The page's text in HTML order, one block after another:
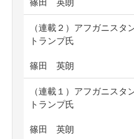
（連載２）アフガニスタ
トランプ氏
篠田 英朗
（連載１）アフガニスタ
トランプ氏
篠田 英朗